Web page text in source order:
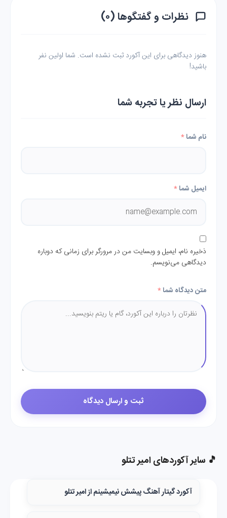
نظرات و گفتگوها (۰)
هنوز دیدگاهی برای این آکورد ثبت نشده است. شما اولین نفر
باشید!
ارسال نظر یا تجربه شما
نام شما*
ایمیل شما*
ذخیره نام، ایمیل و وبسایت من در مرورگر برای زمانی که دوباره
دیدگاهی می‌نویسم.
متن دیدگاه شما*
🎵 سایر آکوردهای امیر تتلو
آکورد گیتار آهنگ پیشش نیمیشینم از امیر تتلو